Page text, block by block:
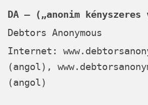
DA – („anonim
Debtors Anonymous
Internet:
(angol),
(angol)